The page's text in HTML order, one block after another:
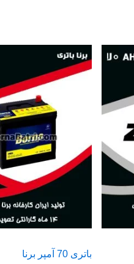
باتری 70 آمپر برنا